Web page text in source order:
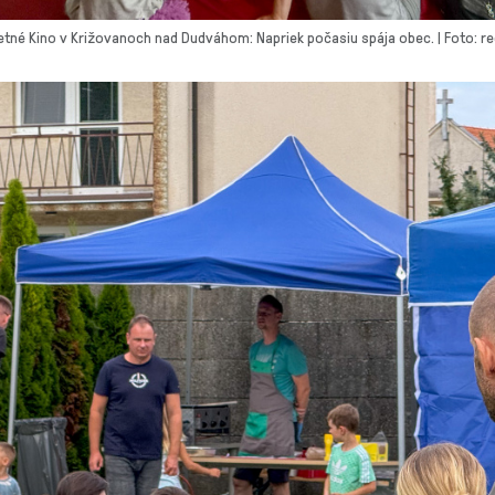
Kino v Križovanoch nad Dudváhom: Napriek počasiu spája obec. | Foto: